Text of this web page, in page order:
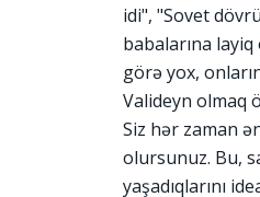
idi", "Sovet
babalarına layiq
görə yox,
Valideyn olmaq
Siz hər zaman
olursunuz. Bu,
yaşadıqlarını